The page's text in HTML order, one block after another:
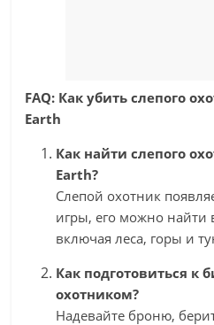
FAQ: Как убить слепого
Earth
Как найти слепого
Earth?
Слепой охотник
игры, его можно найти
включая леса, горы и
Как подготовиться к
охотником?
Надевайте броню,